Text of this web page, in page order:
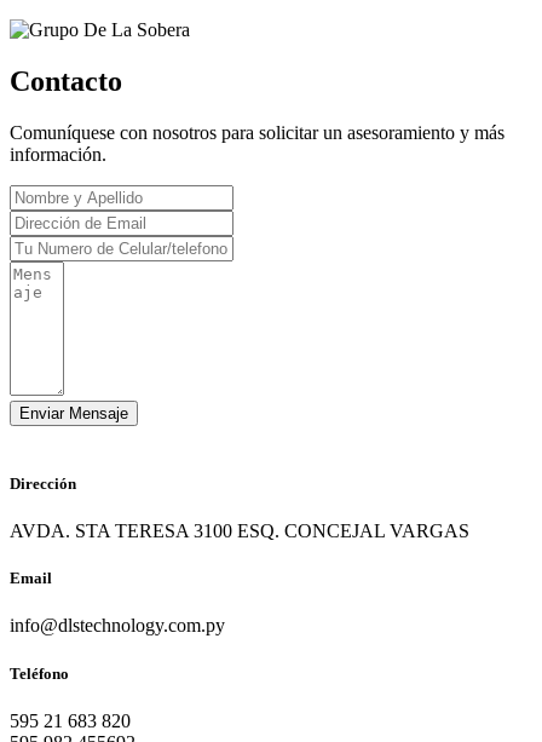
Contacto
Comuníquese con nosotros para solicitar un asesoramiento y más
información.
Dirección
AVDA. STA TERESA 3100 ESQ. CONCEJAL VARGAS
Email
info@dlstechnology.com.py
Teléfono
595 21 683 820